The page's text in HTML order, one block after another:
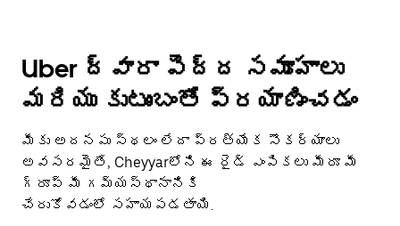
Uber ద్వారా పెద్ద సమూహాలు
మరియు కుటుంబంతో ప్రయాణించడం
మీకు అదనపు స్థలం లేదా ప్రత్యేక సౌకర్యాలు
అవసరమైతే, Cheyyarలోని ఈ రైడ్ ఎంపికలు మీరూ మీ
గ్రూప్ మీ గమ్యస్థానానికి
చేరుకోవడంలో సహాయపడతాయి.